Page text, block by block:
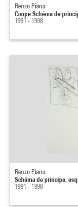
Renzo Piano
Coupe Schéma de
1991 - 1998
Renzo Piano
Schéma de principe,
1991 - 1998